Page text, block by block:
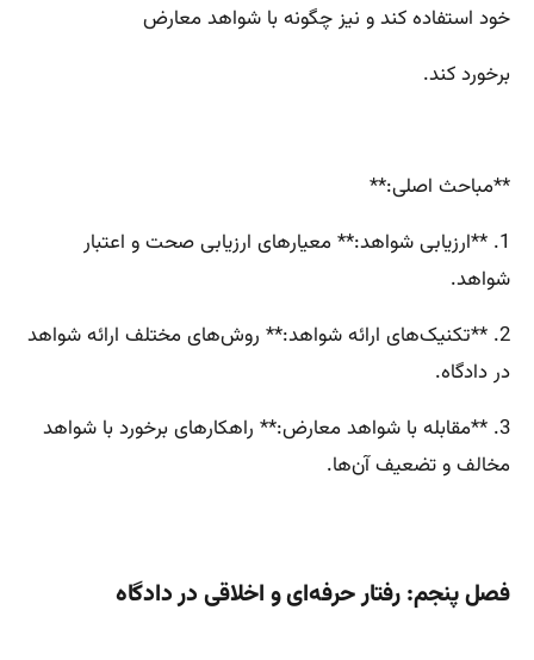
خود استفاده کند و نیز چگونه با شواهد معارض
برخورد کند.
**مباحث اصلی:**
1. **ارزیابی شواهد:** معیارهای ارزیابی صحت و اعتبار
شواهد.
2. **تکنیک‌های ارائه شواهد:** روش‌های مختلف ارائه شواهد
در دادگاه.
3. **مقابله با شواهد معارض:** راهکارهای برخورد با شواهد
مخالف و تضعیف آن‌ها.
فصل پنجم: رفتار حرفه‌ای و اخلاقی در دادگاه